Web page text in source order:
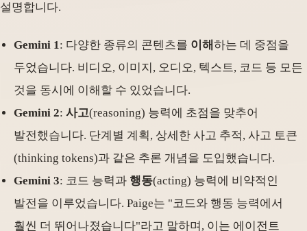
설명합니다.
Gemini 1: 다양한 종류의 콘텐츠를 이해하는 데 중점을
두었습니다. 비디오, 이미지, 오디오, 텍스트, 코드 등 모든
것을 동시에 이해할 수 있었습니다.
Gemini 2: 사고(reasoning) 능력에 초점을 맞추어
발전했습니다. 단계별 계획, 상세한 사고 추적, 사고 토큰
(thinking tokens)과 같은 추론 개념을 도입했습니다.
Gemini 3: 코드 능력과 행동(acting) 능력에 비약적인
발전을 이루었습니다. Paige는 "코드와 행동 능력에서
훨씬 더 뛰어나졌습니다"라고 말하며, 이는 에이전트